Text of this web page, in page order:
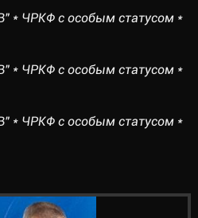
* ЧРКФ с особым статусом *
* ЧРКФ с особым статусом *
* ЧРКФ с особым статусом *